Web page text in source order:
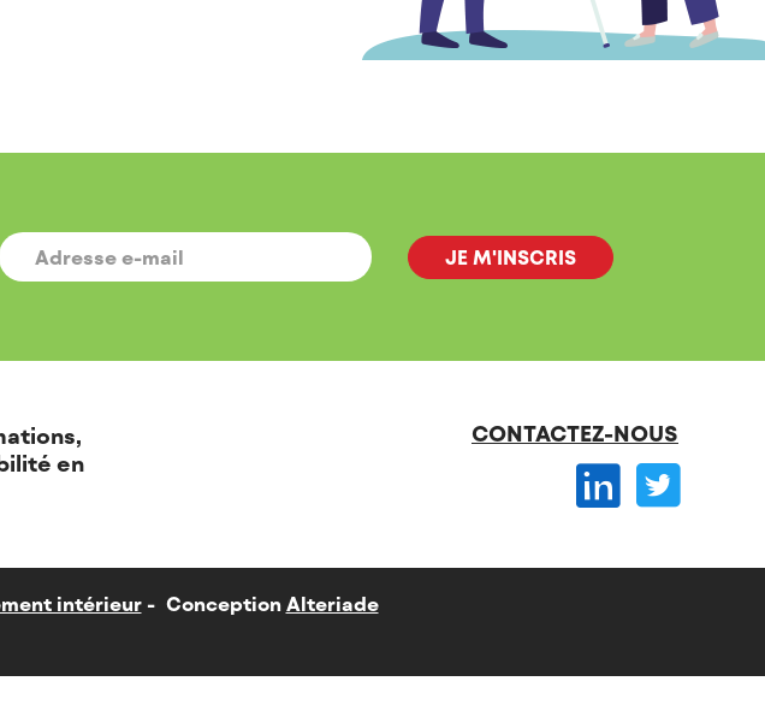
E-
MAIL *
en
CONTACTEZ-NOUS
intérieur Conception Alteriade